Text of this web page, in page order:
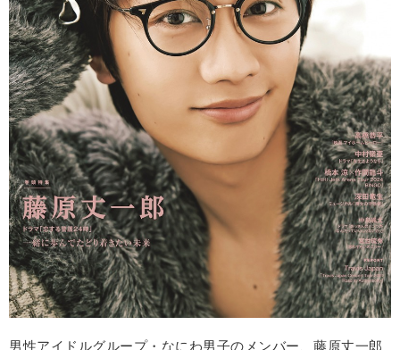
男性アイドルグループ・なにわ男子のメンバー、藤原丈一郎